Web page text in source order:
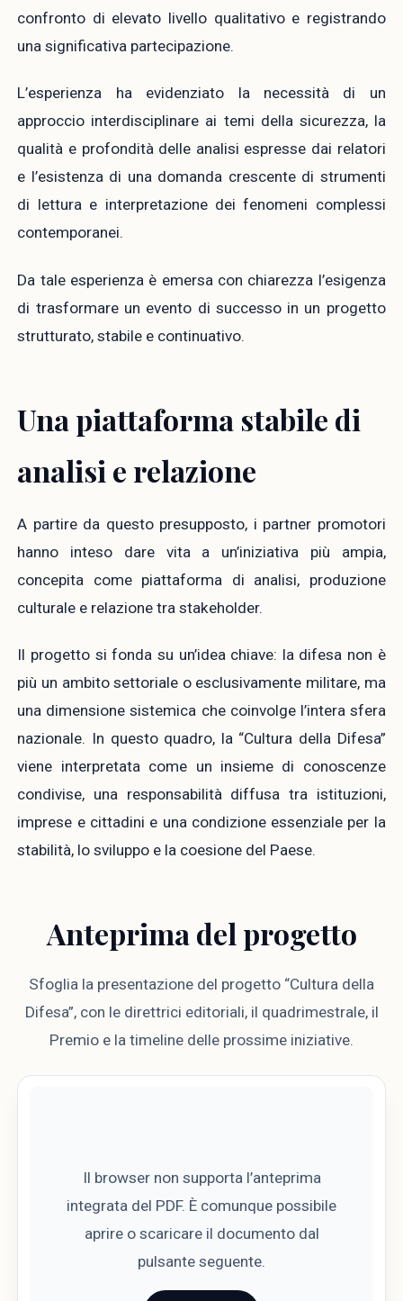
confronto di elevato livello qualitativo e registrando
una significativa partecipazione.
L’esperienza ha evidenziato la necessità di un
approccio interdisciplinare ai temi della sicurezza, la
qualità e profondità delle analisi espresse dai relatori
e l’esistenza di una domanda crescente di strumenti
di lettura e interpretazione dei fenomeni complessi
contemporanei.
Da tale esperienza è emersa con chiarezza l’esigenza
di trasformare un evento di successo in un progetto
strutturato, stabile e continuativo.
Una piattaforma stabile di
analisi e relazione
A partire da questo presupposto, i partner promotori
hanno inteso dare vita a un’iniziativa più ampia,
concepita come piattaforma di analisi, produzione
culturale e relazione tra stakeholder.
Il progetto si fonda su un’idea chiave: la difesa non è
più un ambito settoriale o esclusivamente militare, ma
una dimensione sistemica che coinvolge l’intera sfera
nazionale. In questo quadro, la “Cultura della Difesa”
viene interpretata come un insieme di conoscenze
condivise, una responsabilità diffusa tra istituzioni,
imprese e cittadini e una condizione essenziale per la
stabilità, lo sviluppo e la coesione del Paese.
Anteprima del progetto
Sfoglia la presentazione del progetto “Cultura della
Difesa”, con le direttrici editoriali, il quadrimestrale, il
Premio e la timeline delle prossime iniziative.
Il browser non supporta l’anteprima
integrata del PDF. È comunque possibile
aprire o scaricare il documento dal
pulsante seguente.